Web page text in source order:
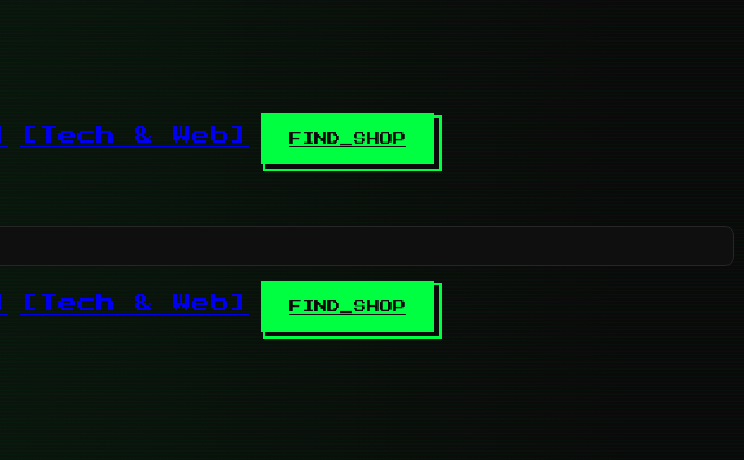
[Tech & Web] FIND_SHOP
[Tech & Web] FIND_SHOP